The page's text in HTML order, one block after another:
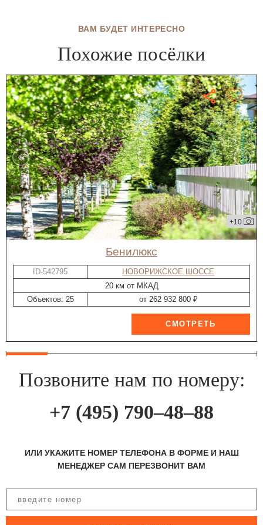
ВАМ БУДЕТ ИНТЕРЕСНО
Похожие посёлки
+10
Бенилюкс
ID-542795
НОВОРИЖСКОЕ ШОССЕ
20 км от МКАД
Объектов: 25
от 262 932 800 ₽
Позвоните нам по номеру:
+7 (495) 790–48–88
ИЛИ УКАЖИТЕ НОМЕР ТЕЛЕФОНА В ФОРМЕ И НАШ
МЕНЕДЖЕР САМ ПЕРЕЗВОНИТ ВАМ